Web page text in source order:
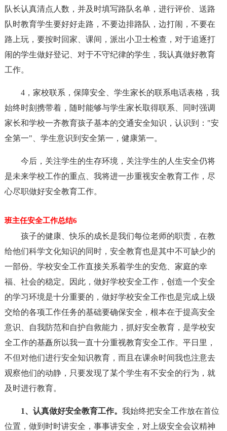
队长认真清点人数，并及时填写路队名单，进行评价、送路
队时教育学生要好好走路，不要边排路队，边打闹，不要在
路上玩，要按时回家、课间，派出小卫士检查，对于追逐打
闹的学生做好登记、对于不守纪律的学生，我认真做好教育
工作。
4，家校联系，保障安全、学生家长的联系电话表格，我
始终时刻携带着，随时能够与学生家长取得联系、同时强调
家长和学校一齐教育孩子基本的交通安全知识，认识到："安
全第一"、学生意识到安全第一，健康第一。
今后，关注学生的生存环境，关注学生的人生安全仍将
是未来学校工作的重点、我将进一步重视安全教育工作，尽
心尽职做好安全教育工作。
班主任安全工作总结6
孩子的健康、快乐的成长是我们每位老师的职责，在教
给他们科学文化知识的同时，安全教育也是其中不可缺少的
一部份。学校安全工作直接关系着学生的安危、家庭的幸
福、社会的稳定。因此，做好学校安全工作，创造一个安全
的学习环境是十分重要的，做好学校安全工作也是完成上级
交给的各项工作任务的基础要确保安全，根本在于提高安全
意识、自我防范和自护自救能力，抓好安全教育，是学校安
全工作的基矗所以我一直十分重视教育安全工作。平日里，
不但对他们进行安全知识教育，而且在课余时间我也注意去
观察他们的动静，只要发现了某个学生有不安全的行为，就
及时进行教育。
1、认真做好安全教育工作。 我始终把安全工作放在首位
位置，做到时时讲安全，事事讲安全，对上级安全会议精神